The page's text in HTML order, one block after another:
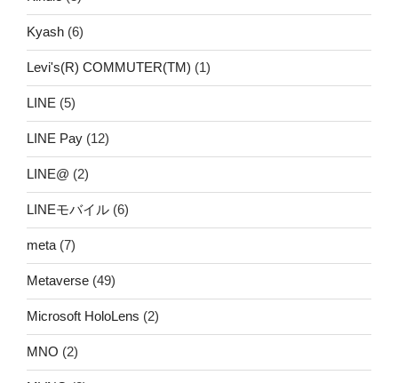
Kyash (6)
Levi's(R) COMMUTER(TM) (1)
LINE (5)
LINE Pay (12)
LINE@ (2)
LINEモバイル (6)
meta (7)
Metaverse (49)
Microsoft HoloLens (2)
MNO (2)